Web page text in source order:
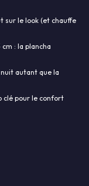
sur le look (et chauffe
cm : la plancha
autant que la
clé pour le confort